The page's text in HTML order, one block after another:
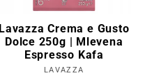
Lavazza Crema e Gusto
Dolce 250g | Mlevena
Espresso Kafa
Prodavac:
LAVAZZA